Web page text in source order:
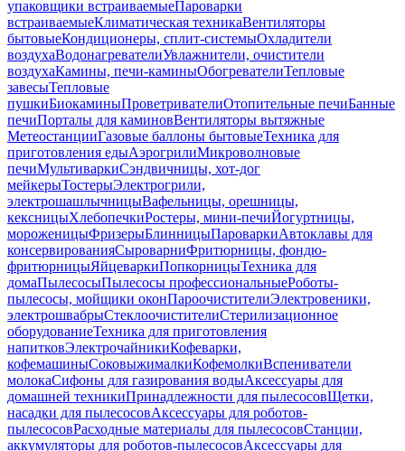
упаковщики встраиваемыеПароварки
встраиваемыеКлиматическая техникаВентиляторы
бытовыеКондиционеры, сплит-системыОхладители
воздухаВодонагревателиУвлажнители, очистители
воздухаКамины, печи-каминыОбогревателиТепловые
завесыТепловые
пушкиБиокаминыПроветривателиОтопительные печиБанные
печиПорталы для каминовВентиляторы вытяжные
МетеостанцииГазовые баллоны бытовыеТехника для
приготовления едыАэрогрилиМикроволновые
печиМультиваркиСэндвичницы, хот-дог
мейкерыТостерыЭлектрогрили,
электрошашлычницыВафельницы, орешницы,
кексницыХлебопечкиРостеры, мини-печиЙогуртницы,
мороженицыФризерыБлинницыПароваркиАвтоклавы для
консервированияСыроварниФритюрницы, фондю-
фритюрницыЯйцеваркиПопкорницыТехника для
домаПылесосыПылесосы профессиональныеРоботы-
пылесосы, мойщики оконПароочистителиЭлектровеники,
электрошвабрыСтеклоочистителиСтерилизационное
оборудованиеТехника для приготовления
напитковЭлектрочайникиКофеварки,
кофемашиныСоковыжималкиКофемолкиВспениватели
молокаСифоны для газирования водыАксессуары для
домашней техникиПринадлежности для пылесосовЩетки,
насадки для пылесосовАксессуары для роботов-
пылесосовРасходные материалы для пылесосовСтанции,
аккумуляторы для роботов-пылесосовАксессуары для